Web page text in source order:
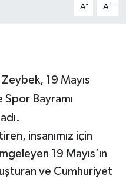
A- A+
19 Mayıs
Bayramı
insanımız için
19 Mayıs’ın
ve Cumhuriyet